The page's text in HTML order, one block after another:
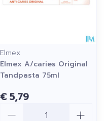
Elmex
Elmex A/caries Original
Tandpasta 75ml
€ 5,79